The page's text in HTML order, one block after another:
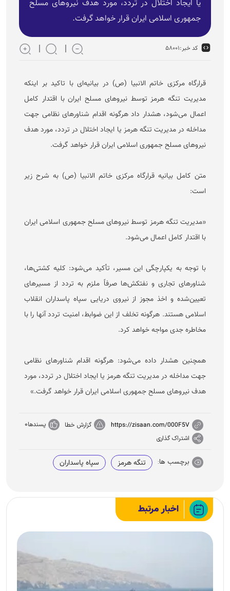
یا ایجاد اختلال در تردد، مورد هدف نیرو‌های مسلح
جمهوری اسلامی ایران قرار خواهد گرفت.
کد خبر:۵۸۰۰۱
قرارگاه مرکزی خاتم الانبیا (ص) در بیانیه‌ای با تاکید بر اینکه
مدیریت تنگه هرمز توسط نیرو‌های مسلح ایران با اقتدار کامل
اعمال می‌شود، هشدار داد هرگونه اقدام شناور‌های نظامی جهت
مداخله در مدیریت تنگه هرمز یا ایجاد اختلال در تردد، مورد هدف
نیرو‌های مسلح جمهوری اسلامی ایران قرار خواهد گرفت.
متن کامل بیانیه قرارگاه مرکزی خاتم الانبیا (ص) به شرح زیر
است:
«مدیریت تنگه هرمز توسط نیرو‌های مسلح جمهوری اسلامی ایران
با اقتدار کامل اعمال می‌شود.
با توجه به یکپارچگی این مسیر، تأکید می‌شود: کلیه کشتی‌ها،
شناور‌های تجاری و نفتکش‌ها صرفاً ملزم به تردد از مسیر‌های
تعیین‌شده و اخذ مجوز از نیروی دریایی سپاه پاسداران انقلاب
اسلامی هستند. هرگونه تخلف از این ضوابط، امنیت تردد آنها را با
مخاطره جدی مواجه خواهد کرد.
همچنین هشدار داده می‌شود: هرگونه اقدام شناور‌های نظامی
جهت مداخله در مدیریت تنگه هرمز یا ایجاد اختلال در تردد، مورد
هدف نیرو‌های مسلح جمهوری اسلامی ایران قرار خواهد گرفت.»
https://zisaan.com/000F5V گزارش خطا پسندها0
اشتراک گذاری
برچسب ها: تنگه هرمز سپاه پاسداران
اخبار مرتبط